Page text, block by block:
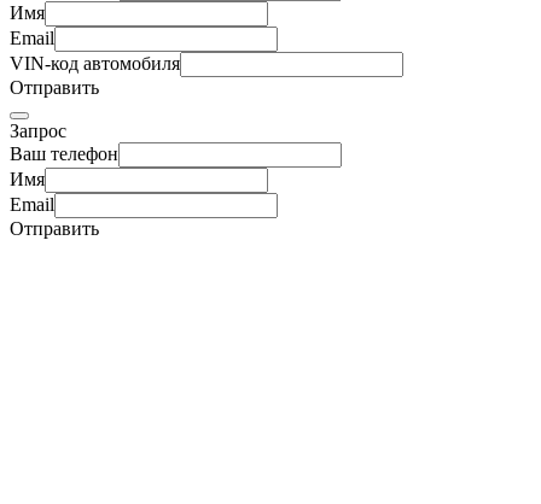
Имя
Email
VIN-код автомобиля
Отправить
Запрос
Ваш телефон
Имя
Email
Отправить